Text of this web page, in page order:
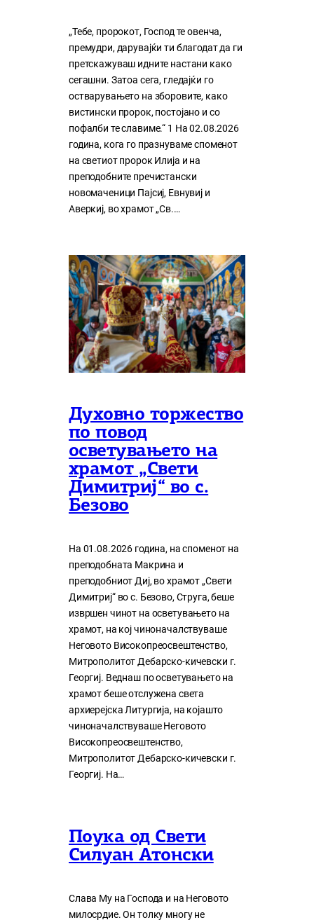
„Тебе, пророкот, Господ те овенча,
премудри, дарувајќи ти благодат да ги
претскажуваш идните настани како
сегашни. Затоа сега, гледајќи го
остварувањето на зборовите, како
вистински пророк, постојано и со
пофалби те славиме.“ 1 На 02.08.2026
година, кога го празнуваме споменот
на светиот пророк Илија и на
преподобните пречистански
новомаченици Пајсиј, Евнувиј и
Аверкиј, во храмот „Св.…
Духовно торжество
по повод
осветувањето на
храмот „Свети
Димитриј“ во с.
Безово
На 01.08.2026 година, на споменот на
преподобната Макрина и
преподобниот Диј, во храмот „Свети
Димитриј“ во с. Безово, Струга, беше
извршен чинот на осветувањето на
храмот, на кој чиноначалствуваше
Неговото Високопреосвештенство,
Митрополитот Дебарско-кичевски г.
Георгиј. Веднаш по осветувањето на
храмот беше отслужена света
архиерејска Литургија, на којашто
чиноначалствуваше Неговото
Високопреосвештенство,
Митрополитот Дебарско-кичевски г.
Георгиј. На…
Поука од Свети
Силуан Атонски
Слава Му на Господа и на Неговото
милосрдие. Он толку многу нe